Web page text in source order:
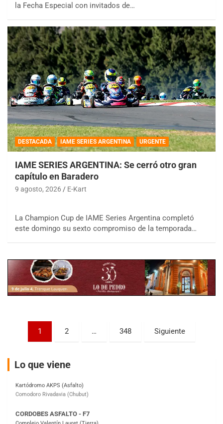
la Fecha Especial con invitados de…
DESTACADA IAME SERIES ARGENTINA URGENTE
IAME SERIES ARGENTINA: Se cerró otro gran
capítulo en Baradero
9 agosto, 2026 E-Kart
La Champion Cup de IAME Series Argentina completó
este domingo su sexto compromiso de la temporada…
Paginación
entradas
1 2 … 348 Siguiente
Lo que viene
Zárate (Buenos Aires)
PROKART METROPOLITANO - F1
Rubén Luis Di Palma (Asfalto)
AKPS - F6
Kartódromo AKPS (Asfalto)
Comodoro Rivadavia (Chubut)
CORDOBES ASFALTO - F7
Complejo Valentín Lauret (Tierra)
ENTRERRIANO - F6
Villaguay (Entre Ríos)